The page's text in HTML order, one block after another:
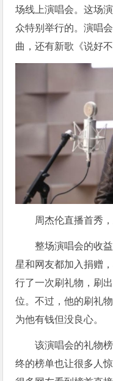
场线上演唱会。这场
众特别举行的。演唱
曲，还有新歌《说好
周杰伦直播首秀
整场演唱会的收
星和网友都加入捐赠
行了一次刷礼物，刷
位。不过，他的刷礼
为他有钱但没良心。
该演唱会的礼物
终的榜单也让很多人